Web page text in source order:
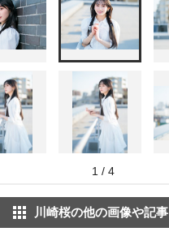
1 / 4
川崎桜の他の画像や記